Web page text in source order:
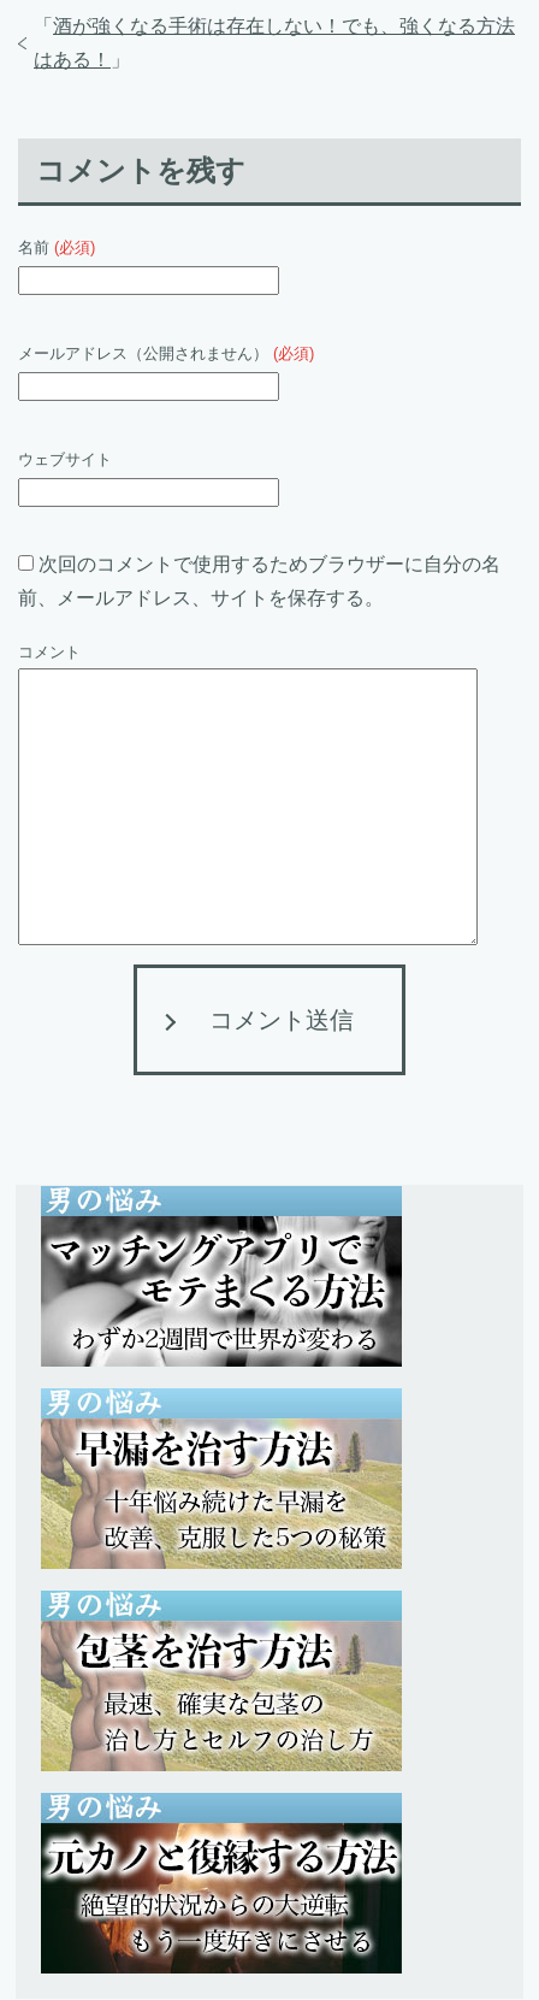
「 酒が強くなる手術は存在しない！でも、強くなる方法
はある！
」
コメントを残す
名前 (必須)
メールアドレス（公開されません） (必須)
ウェブサイト
次回のコメントで使用するためブラウザーに自分の名
前、メールアドレス、サイトを保存する。
コメント
コメント送信